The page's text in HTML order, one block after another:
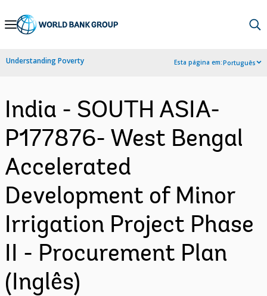
Skip
Navigation
Understanding Poverty Esta página em:Português
India - SOUTH ASIA-
P177876- West Bengal
Accelerated
Development of Minor
Irrigation Project Phase
II - Procurement Plan
(Inglês)